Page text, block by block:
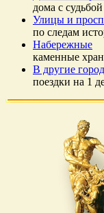
дома с судьбой
Улицы и
по следам
Набережные
каменные
В другие
поездки на 1